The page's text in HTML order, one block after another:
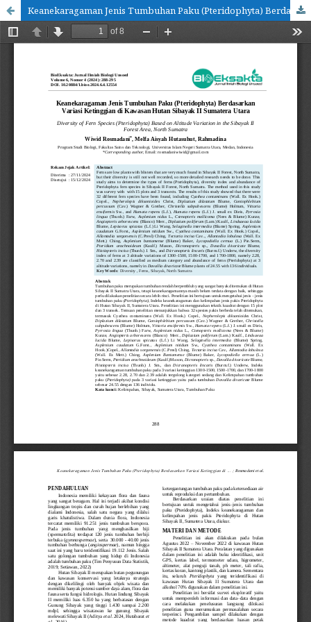
Keanekaragaman Jenis Tumbuhan Paku (Pteridophyta) Berdasarkan Variasi Ketinggian di Kawasan Hutan Sibayak II Sumatera Utara